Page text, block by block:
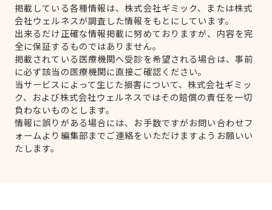
掲載している各種情報は、株式会社ギミック、または株式
会社ウェルネスが調査した情報をもとにしています。
出来るだけ正確な情報掲載に努めておりますが、内容を完
全に保証するものではありません。
掲載されている医療機関へ受診を希望される場合は、事前
に必ず該当の医療機関に直接ご確認ください。
当サービスによって生じた損害について、株式会社ギミッ
ク、および株式会社ウェルネスではその賠償の責任を一切
負わないものとします。
情報に誤りがある場合には、お手数ですがお問い合わせフ
ォームより編集部までご連絡をいただけますようお願いい
たします。